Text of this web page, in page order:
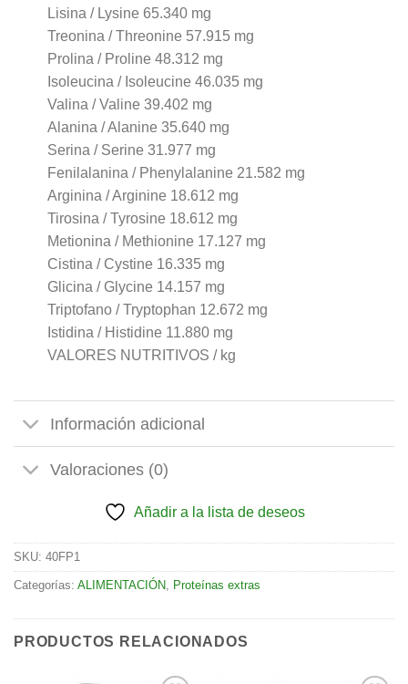
Lisina / Lysine 65.340 mg
Treonina / Threonine 57.915 mg
Prolina / Proline 48.312 mg
Isoleucina / Isoleucine 46.035 mg
Valina / Valine 39.402 mg
Alanina / Alanine 35.640 mg
Serina / Serine 31.977 mg
Fenilalanina / Phenylalanine 21.582 mg
Arginina / Arginine 18.612 mg
Tirosina / Tyrosine 18.612 mg
Metionina / Methionine 17.127 mg
Cistina / Cystine 16.335 mg
Glicina / Glycine 14.157 mg
Triptofano / Tryptophan 12.672 mg
Istidina / Histidine 11.880 mg
VALORES NUTRITIVOS / kg
Información adicional
Valoraciones (0)
Añadir a la lista de deseos
SKU: 40FP1
Categorías: ALIMENTACIÓN, Proteínas extras
PRODUCTOS RELACIONADOS